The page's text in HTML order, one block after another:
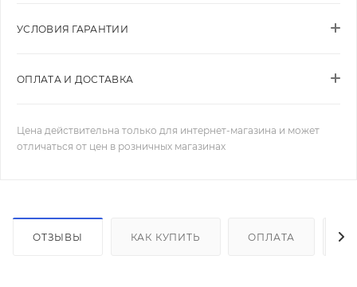
УСЛОВИЯ ГАРАНТИИ
ОПЛАТА И ДОСТАВКА
Цена действительна только для интернет-магазина и может
отличаться от цен в розничных магазинах
ОТЗЫВЫ КАК КУПИТЬ ОПЛАТА